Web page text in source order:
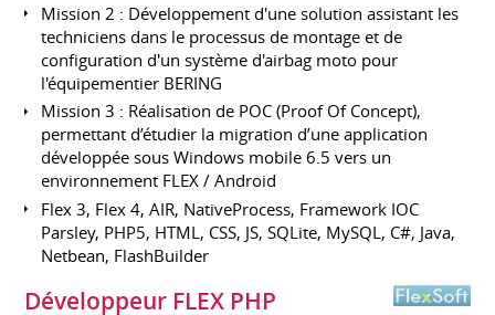
Mission 2 : Développement d'une solution assistant les
techniciens dans le processus de montage et de
configuration d'un système d'airbag moto pour
l'équipementier BERING
Mission 3 : Réalisation de POC (Proof Of Concept),
permettant d’étudier la migration d’une application
développée sous Windows mobile 6.5 vers un
environnement FLEX / Android
Flex 3, Flex 4, AIR, NativeProcess, Framework IOC
Parsley, PHP5, HTML, CSS, JS, SQLite, MySQL, C#, Java,
Netbean, FlashBuilder
Développeur FLEX PHP